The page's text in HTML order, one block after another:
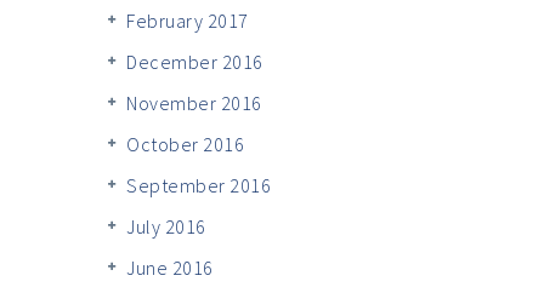
February 2017
December 2016
November 2016
October 2016
September 2016
July 2016
June 2016